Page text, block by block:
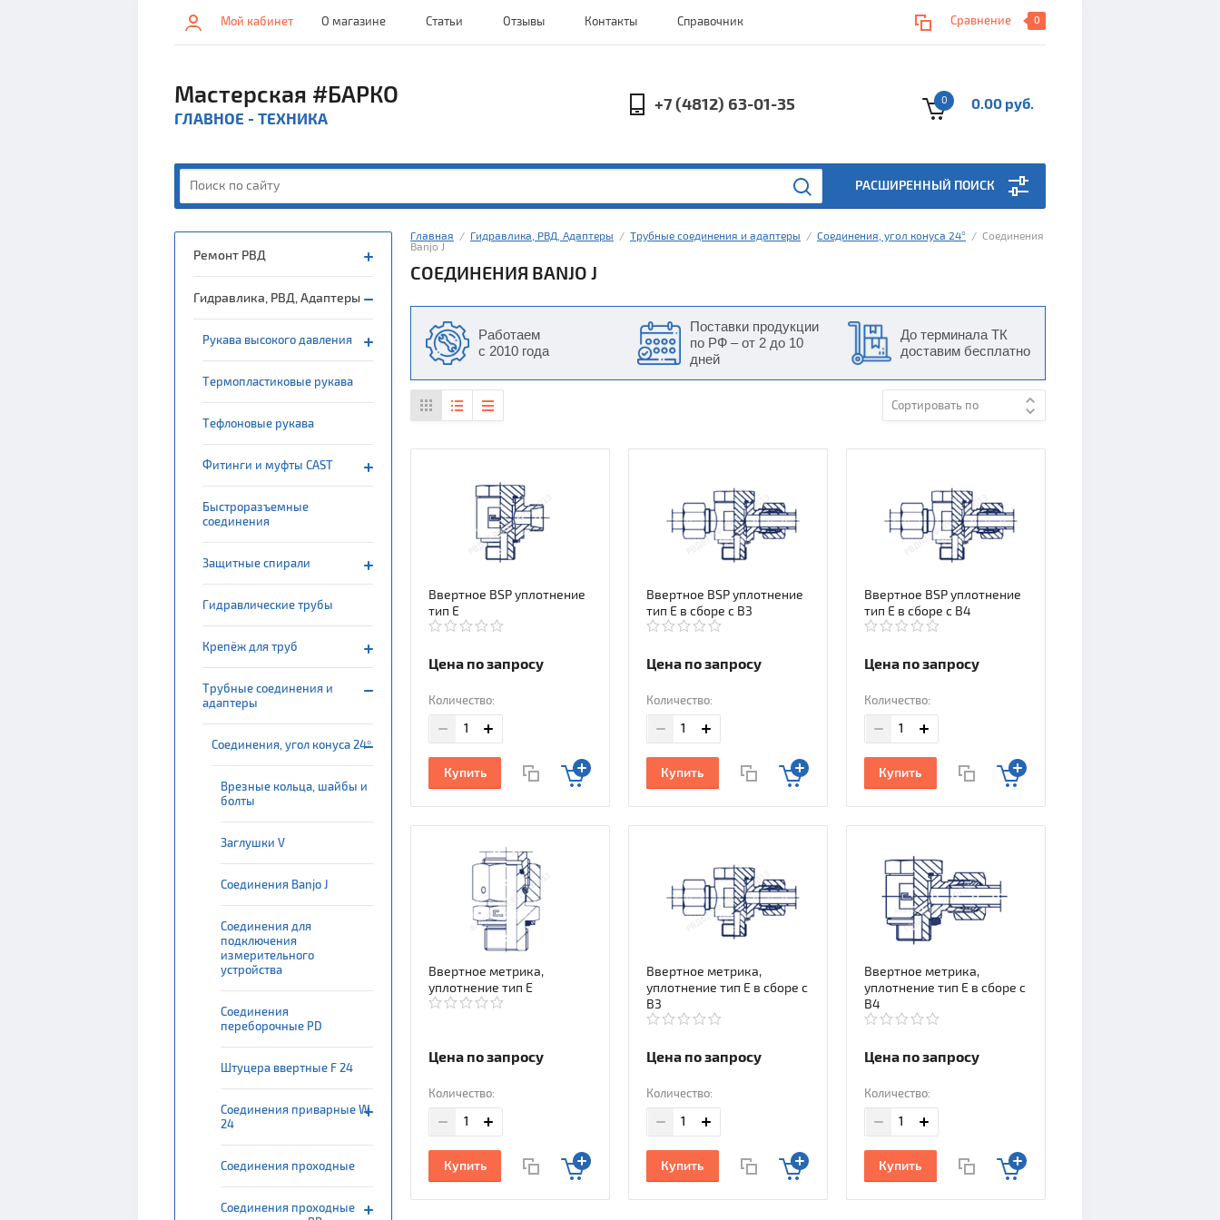
Мой кабинет О магазине Статьи Отзывы Контакты Справочник Сравнение 0
Мастерская #БАРКО
ГЛАВНОЕ - ТЕХНИКА
+7 (4812) 63-01-35 0 0.00 руб.
РАСШИРЕННЫЙ ПОИСК
Ремонт РВД
Гидравлика, РВД, Адаптеры
Рукава высокого давления
Термопластиковые рукава
Тефлоновые рукава
Фитинги и муфты CAST
Быстроразъемные
соединения
Защитные спирали
Гидравлические трубы
Крепёж для труб
Трубные соединения и
адаптеры
Соединения, угол конуса 24°
Врезные кольца, шайбы и
болты
Заглушки V
Соединения Banjo J
Соединения для
подключения
измерительного
устройства
Соединения
переборочные PD
Штуцера ввертные F 24
Соединения приварные W
24
Соединения проходные
Соединения проходные
Главная
  /
Гидравлика, РВД, Адаптеры
  /
Трубные соединения и адаптеры
  /
Соединения, угол конуса 24°
  /  Соединения
Banjo J
СОЕДИНЕНИЯ BANJO J
Работаем
с 2010 года
Поставки продукции
по РФ – от 2 до 10
дней
До терминала ТК
доставим бесплатно
Сортировать по
Ввертное BSP уплотнение
тип E
Цена по запросу
Количество:
Купить
Ввертное BSP уплотнение
тип E в сборе с В3
Цена по запросу
Количество:
Купить
Ввертное BSP уплотнение
тип E в сборе с В4
Цена по запросу
Количество:
Купить
Ввертное метрика,
уплотнение тип E
Цена по запросу
Количество:
Купить
Ввертное метрика,
уплотнение тип E в сборе с
В3
Цена по запросу
Количество:
Купить
Ввертное метрика,
уплотнение тип E в сборе с
В4
Цена по запросу
Количество:
Купить